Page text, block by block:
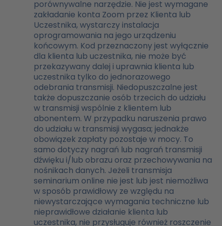
porównywalne narzędzie. Nie jest wymagane
zakładanie konta Zoom przez Klienta lub
Uczestnika, wystarczy instalacja
oprogramowania na jego urządzeniu
końcowym. Kod przeznaczony jest wyłącznie
dla klienta lub uczestnika, nie może być
przekazywany dalej i uprawnia klienta lub
uczestnika tylko do jednorazowego
odebrania transmisji. Niedopuszczalne jest
także dopuszczanie osób trzecich do udziału
w transmisji wspólnie z klientem lub
abonentem. W przypadku naruszenia prawo
do udziału w transmisji wygasa; jednakże
obowiązek zapłaty pozostaje w mocy. To
samo dotyczy nagrań lub nagrań transmisji
dźwięku i/lub obrazu oraz przechowywania na
nośnikach danych. Jeżeli transmisja
seminarium online nie jest lub jest niemożliwa
w sposób prawidłowy ze względu na
niewystarczające wymagania techniczne lub
nieprawidłowe działanie klienta lub
uczestnika, nie przysługuje również roszczenie